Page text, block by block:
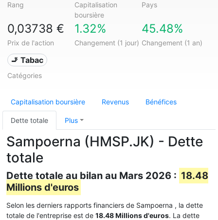
Rang
Capitalisation
boursière
Pays
0,03738 €
Prix de l'action
1.32%
Changement (1 jour)
45.48%
Changement (1 an)
🚬 Tabac
Catégories
Capitalisation boursière Revenus Bénéfices
Dette totale Plus
Sampoerna (HMSP.JK) - Dette
totale
Dette totale au bilan au Mars 2026 : 18.48
Millions d'euros
Selon les derniers rapports financiers de Sampoerna , la dette
totale de l'entreprise est de 18.48 Millions d'euros. La dette